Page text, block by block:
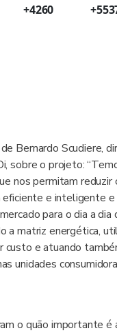
+4260
Bernardo Scudiere,
sobre o projeto:
nos permitam reduzir
eficiente e inteligente
para o dia a dia
a matriz energética,
custo e atuando
unidades
o quão importante é